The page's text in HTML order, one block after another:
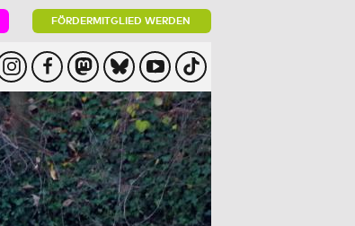
FÖRDERMITGLIED WERDEN